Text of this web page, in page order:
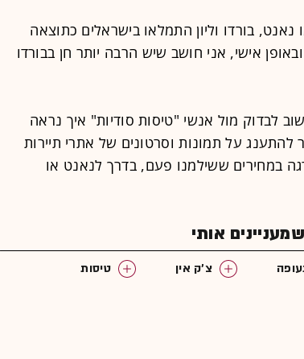
נאנט, בורדו וליון התמלאו בישראלים כתוצאה
אישי, אני חושב שיש הרבה יותר חן בבורדו
לבדוק מול אנשי "טיסות סודיות" איך נראה
על תמונות וסרטונים של אתרי תיירות
במחירים ששילמנו פעם, בדרך לנאנט או
אותי
צ'ק אין
טיסות